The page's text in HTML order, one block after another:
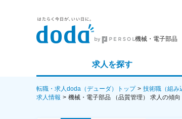
機械・電子部品
求人を探す
詳細条件から探す
転職・求人doda（デューダ）トップ 技術職（組み
求人情報
機械・電子部品 （品質管理） 求人の傾向